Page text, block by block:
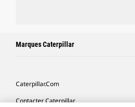
Marques Caterpillar
Caterpillar.com
Contacter Caterpillar